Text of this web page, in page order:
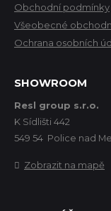
Obchodní podmínky
Všeobecné
Ochrana osobních
SHOWROOM
Resl group s.r.o.
K Sídlišti 442
549 54 Police nad
Zobrazit na mapě